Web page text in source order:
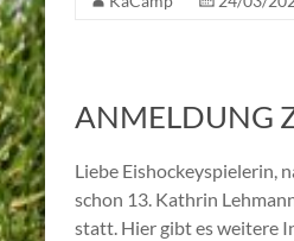
ANMELDUNG
Liebe Eishockeyspielerin,
schon 13. Kathrin
statt. Hier gibt es weitere